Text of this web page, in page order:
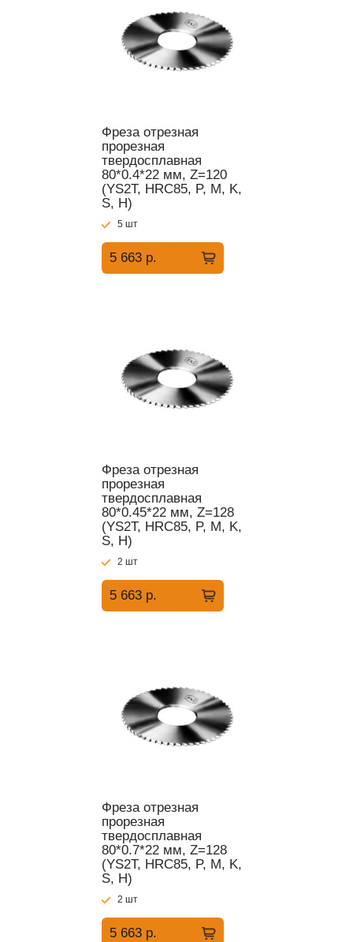
Фреза отрезная
прорезная
твердосплавная
80*0.4*22 мм, Z=120
(YS2T, HRC85, P, M, K,
S, H)
5 шт
5 663 р.
Фреза отрезная
прорезная
твердосплавная
80*0.45*22 мм, Z=128
(YS2T, HRC85, P, M, K,
S, H)
2 шт
5 663 р.
Фреза отрезная
прорезная
твердосплавная
80*0.7*22 мм, Z=128
(YS2T, HRC85, P, M, K,
S, H)
2 шт
5 663 р.